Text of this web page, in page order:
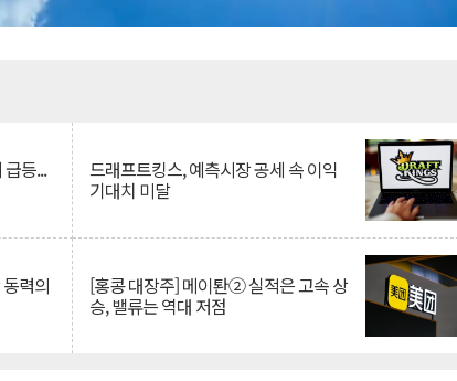
등... 드래프트킹스, 예측시장 공세 속 이익
기대치 미달
력의 [홍콩 대장주] 메이퇀② 실적은 고속 상
승, 밸류는 역대 저점